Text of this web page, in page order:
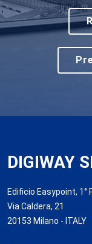
DIGIWAY
Edificio Easypoint, 1°
Via Caldera, 21
20153 Milano - ITALY